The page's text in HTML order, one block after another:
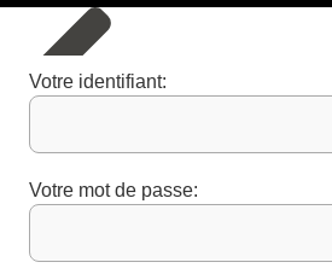
Votre identifiant:
Votre mot de passe: